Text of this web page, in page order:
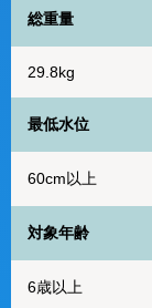
総重量
29.8kg
最低水位
60cm以上
対象年齢
6歳以上